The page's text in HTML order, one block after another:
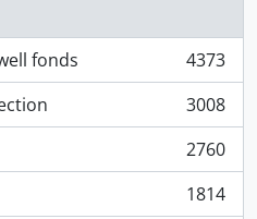
fonds
4373
3008
2760
1814